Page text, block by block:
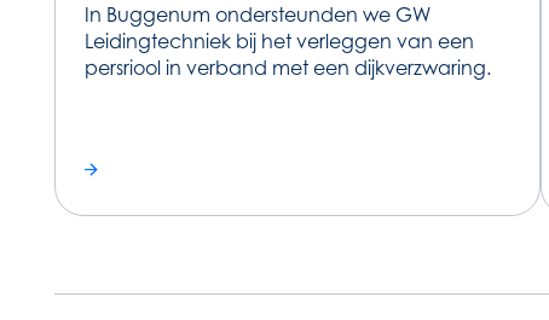
In Buggenum ondersteunden we GW
Leidingtechniek bij het verleggen van een
persriool in verband met een dijkverzwaring.